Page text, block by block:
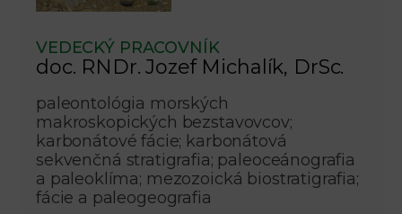
VEDECKÝ PRACOVNÍK
doc. RNDr. Jozef Michalík, DrSc.
paleontológia morských
makroskopických bezstavovcov;
karbonátové fácie; karbonátová
sekvenčná stratigrafia; paleoceánografia
a paleoklíma; mezozoická biostratigrafia;
fácie a paleogeografia